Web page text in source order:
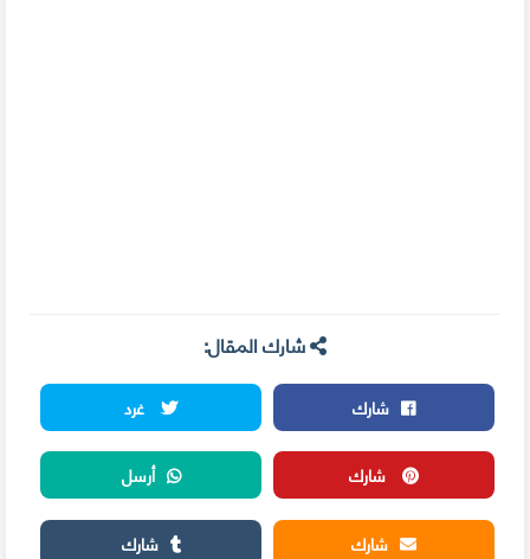
شارك المقال:
شارك
غرد
شارك
أرسل
شارك
شارك